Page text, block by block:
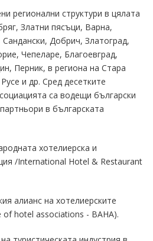
регионални структури в цялата
Златни пясъци, Варна,
Добрич, Златоград,
Чепеларе, Благоевград,
Перник, в региона на Стара
и др. Сред десетките
са водещи български
в българската
хотелиерска и
/International Hotel & Restaurant
алианс на хотелиерските
of hotel associations - BAHA).